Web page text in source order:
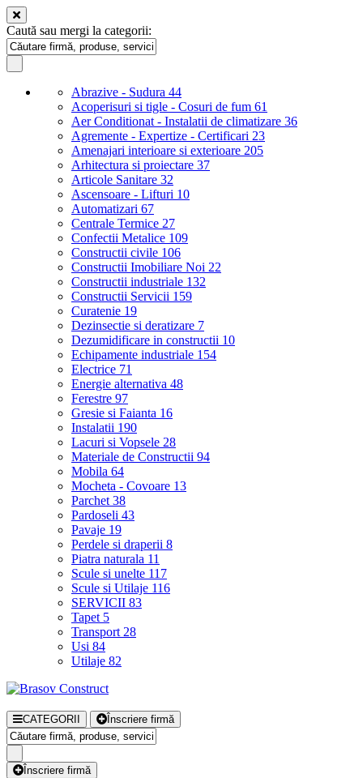
Caută sau mergi la categorii:
Abrazive - Sudura 44
Acoperisuri si tigle - Cosuri de fum 61
Aer Conditionat - Instalatii de climatizare 36
Agremente - Expertize - Certificari 23
Amenajari interioare si exterioare 205
Arhitectura si proiectare 37
Articole Sanitare 32
Ascensoare - Lifturi 10
Automatizari 67
Centrale Termice 27
Confectii Metalice 109
Constructii civile 106
Constructii Imobiliare Noi 22
Constructii industriale 132
Constructii Servicii 159
Curatenie 19
Dezinsectie si deratizare 7
Dezumidificare in constructii 10
Echipamente industriale 154
Electrice 71
Energie alternativa 48
Ferestre 97
Gresie si Faianta 16
Instalatii 190
Lacuri si Vopsele 28
Materiale de Constructii 94
Mobila 64
Mocheta - Covoare 13
Parchet 38
Pardoseli 43
Pavaje 19
Perdele si draperii 8
Piatra naturala 11
Scule si unelte 117
Scule si Utilaje 116
SERVICII 83
Tapet 5
Transport 28
Usi 84
Utilaje 82
CATEGORII Înscriere firmă
Înscriere firmă